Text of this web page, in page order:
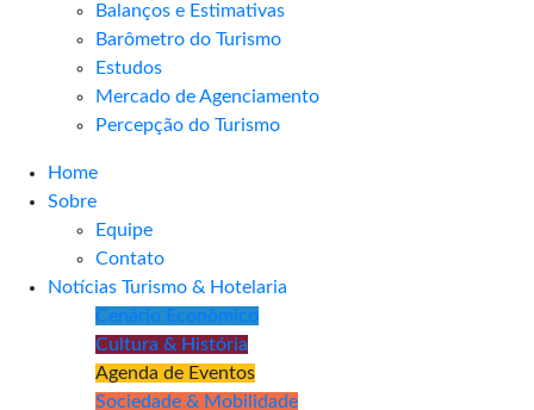
Balanços e Estimativas
Barômetro do Turismo
Estudos
Mercado de Agenciamento
Percepção do Turismo
Home
Sobre
Equipe
Contato
Notícias Turismo & Hotelaria
Cenário Econômico
Cultura & História
Agenda de Eventos
Sociedade & Mobilidade